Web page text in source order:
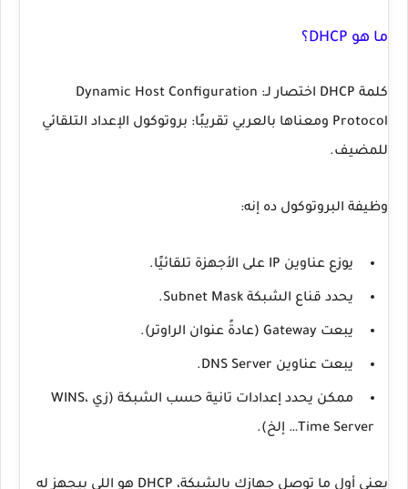
ما هو DHCP؟
كلمة DHCP اختصار لـ: Dynamic Host Configuration
Protocol ومعناها بالعربي تقريبًا: بروتوكول الإعداد التلقائي
للمضيف.
وظيفة البروتوكول ده إنه:
يوزع عناوين IP على الأجهزة تلقائيًا.
يحدد قناع الشبكة Subnet Mask .
يبعت Gateway (عادةً عنوان الراوتر).
يبعت عناوين DNS Server
.
ممكن يحدد إعدادات تانية حسب الشبكة (زي WINS،
Time Server… إلخ).
يعني أول ما توصل جهازك بالشبكة، DHCP هو اللي بيجهز له